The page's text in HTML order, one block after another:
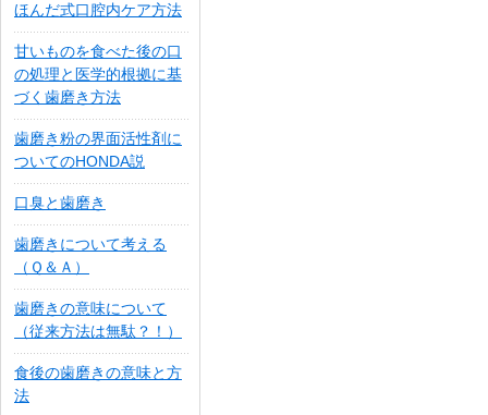
ほんだ式口腔内ケア方法
甘いものを食べた後の口
の処理と医学的根拠に基
づく歯磨き方法
歯磨き粉の界面活性剤に
ついてのHONDA説
口臭と歯磨き
歯磨きについて考える
（Ｑ＆Ａ）
歯磨きの意味について
（従来方法は無駄？！）
食後の歯磨きの意味と方
法